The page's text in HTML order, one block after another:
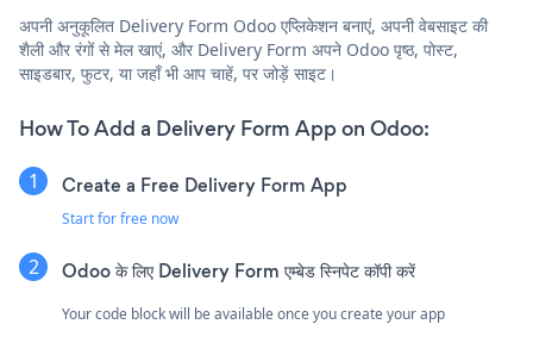
अपनी अनुकूलित Delivery Form Odoo एप्लिकेशन बनाएं, अपनी वेबसाइट की
शैली और रंगों से मेल खाएं, और Delivery Form अपने Odoo पृष्ठ, पोस्ट,
साइडबार, फुटर, या जहाँ भी आप चाहें, पर जोड़ें साइट।
How To Add a Delivery Form App on Odoo:
Create a Free Delivery Form App
Start for free now
Odoo के लिए Delivery Form एम्बेड स्निपेट कॉपी करें
Your code block will be available once you create your app